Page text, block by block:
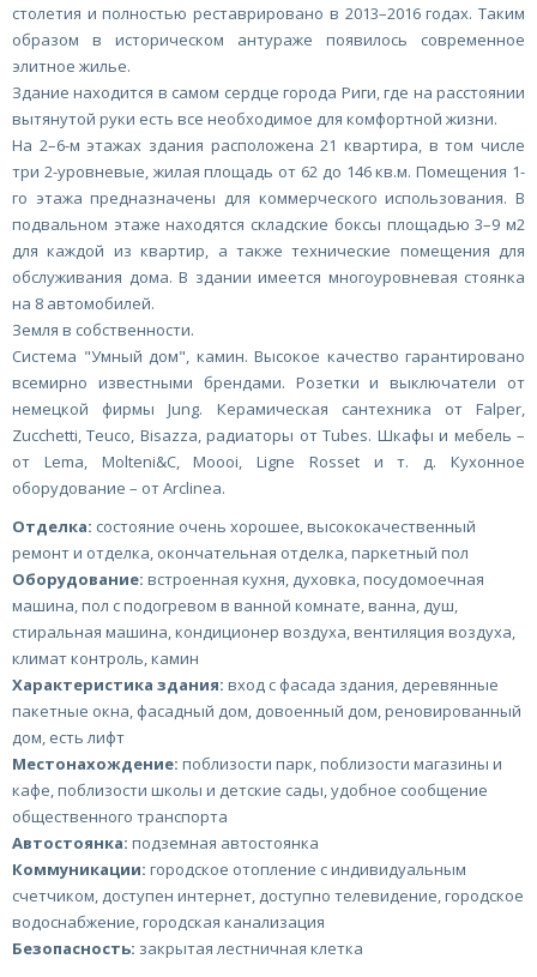
столетия и полностью реставрировано в 2013–2016 годах. Таким
образом в историческом антураже появилось современное
элитное жилье.
Здание находится в самом сердце города Риги, где на расстоянии
вытянутой руки есть все необходимое для комфортной жизни.
На 2–6-м этажах здания расположена 21 квартира, в том числе
три 2-уровневые, жилая площадь от 62 до 146 кв.м. Помещения 1-
го этажа предназначены для коммерческого использования. В
подвальном этаже находятся складские боксы площадью 3–9 м2
для каждой из квартир, а также технические помещения для
обслуживания дома. В здании имеется многоуровневая стоянка
на 8 автомобилей.
Земля в собственности.
Система "Умный дом", камин. Высокое качество гарантировано
всемирно известными брендами. Розетки и выключатели от
немецкой фирмы Jung. Керамическая сантехника от Falper,
Zucchetti, Teuco, Bisazza, радиаторы от Tubes. Шкафы и мебель –
от Lema, Molteni&C, Moooi, Ligne Rosset и т. д. Кухонное
оборудование – от Arclinea.
Отделка: состояние очень хорошее, высококачественный
ремонт и отделка, окончательная отделка, паркетный пол
Оборудование: встроенная кухня, духовка, посудомоечная
машина, пол с подогревом в ванной комнате, ванна, душ,
стиральная машина, кондиционер воздуха, вентиляция воздуха,
климат контроль, камин
Характеристика здания: вход с фасада здания, деревянные
пакетные окна, фасадный дом, довоенный дом, реновированный
дом, есть лифт
Местонахождение: поблизости парк, поблизости магазины и
кафе, поблизости школы и детские сады, удобное сообщение
общественного транспорта
Автостоянка: подземная автостоянка
Коммуникации: городское отопление с индивидуальным
счетчиком, доступен интернет, доступно телевидение, городское
водоснабжение, городская канализация
Безопасность: закрытая лестничная клетка